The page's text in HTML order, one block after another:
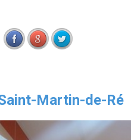
Martin-de-Ré